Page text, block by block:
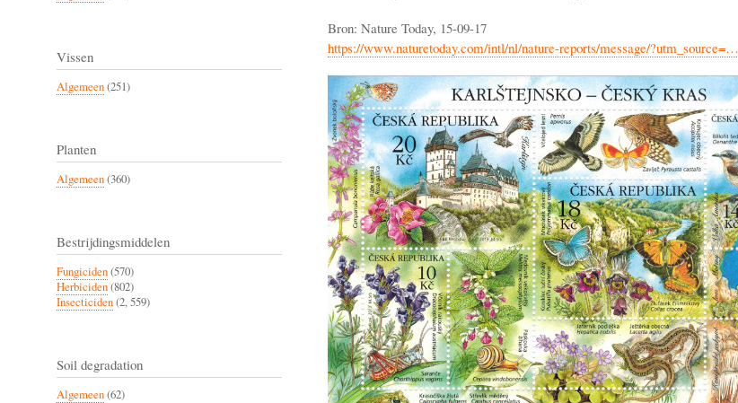
Bron: Nature Today, 15-09-17
https://www.naturetoday.com/intl/nl/nature-reports/message/?utm_source=…
Vissen
Algemeen(251)
Planten
Algemeen(360)
Bestrijdingsmiddelen
Fungiciden(570)
Herbiciden(802)
Insecticiden(2, 559)
Soil degradation
Algemeen(62)